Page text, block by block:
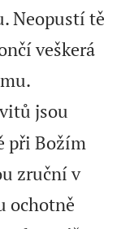
Neopustí tě
veškerá
jsou
při Božím
zruční v
ochotně